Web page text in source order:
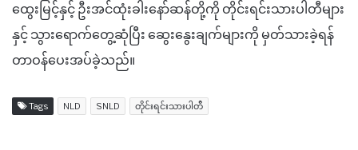
ထွေးမြင့်နှင့် ဦးအင်ထုံးခါးနော်ဆန်တို့ကို တိုင်းရင်းသားပါတီများ
နှင့် သွားရောက်တွေ့ဆုံပြီး ဆွေးနွေးချက်များကို မှတ်သားခဲ့ရန်
တာဝန်ပေးအပ်ခဲ့သည်။
Tags NLD SNLD တိုင်းရင်းသားပါတီ